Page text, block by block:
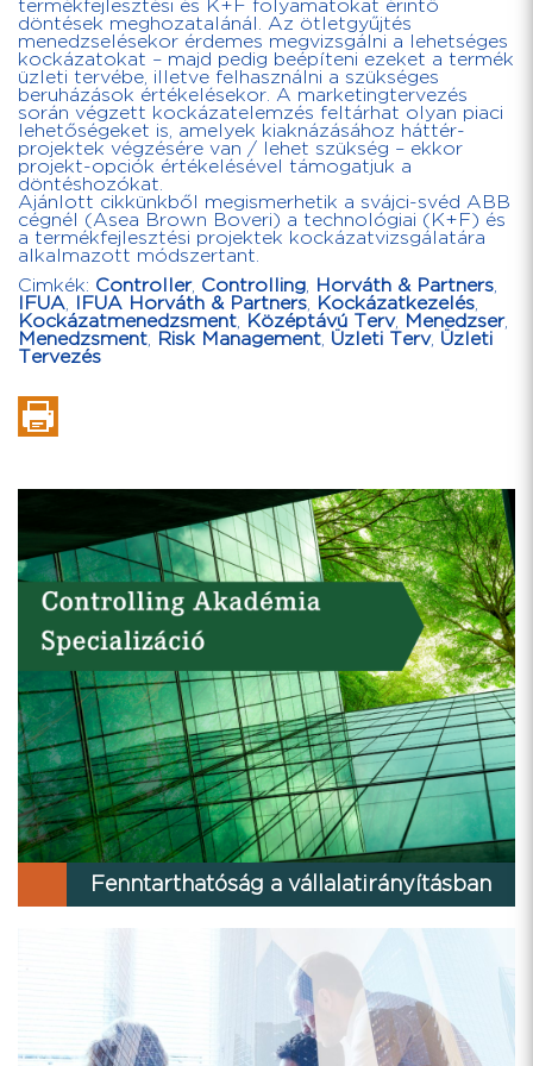
termékfejlesztési és K+F folyamatokat érintő
döntések meghozatalánál. Az ötletgyűjtés
menedzselésekor érdemes megvizsgálni a lehetséges
kockázatokat – majd pedig beépíteni ezeket a termék
üzleti tervébe, illetve felhasználni a szükséges
beruházások értékelésekor. A marketingtervezés
során végzett kockázatelemzés feltárhat olyan piaci
lehetőségeket is, amelyek kiaknázásához háttér-
projektek végzésére van / lehet szükség – ekkor
projekt-opciók értékelésével támogatjuk a
döntéshozókat.
Ajánlott cikkünkből megismerhetik a svájci-svéd ABB
cégnél (Asea Brown Boveri) a technológiai (K+F) és
a termékfejlesztési projektek kockázatvizsgálatára
alkalmazott módszertant.
Cimkék: Controller, Controlling, Horváth & Partners,
IFUA, IFUA Horváth & Partners, Kockázatkezelés,
Kockázatmenedzsment, Középtávú Terv, Menedzser,
Menedzsment, Risk Management, Üzleti Terv, Üzleti
Tervezés
Fenntarthatóság a vállalatirányításban